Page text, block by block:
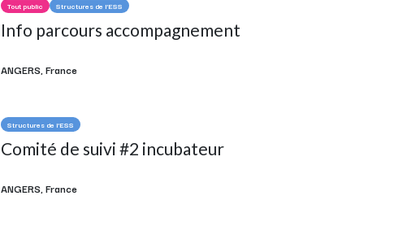
Tout public Structures de l'ESS
Info parcours accompagnement
ANGERS, France
Structures de l'ESS
Comité de suivi #2 incubateur
ANGERS, France